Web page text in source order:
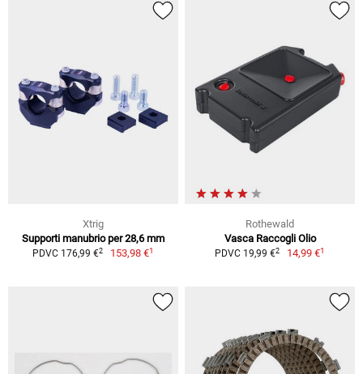
Xtrig
Supporti manubrio per 28,6 mm
PDVC 176,99 €2 153,98 €1
Rothewald
Vasca Raccogli Olio
PDVC 19,99 €2 14,99 €1